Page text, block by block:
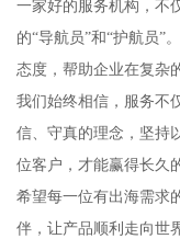
一家好的服务机构，不
的“导航员”和“护航员”
态度，帮助企业在复杂
我们始终相信，服务不
信、守真的理念，坚持
位客户，才能赢得长久
希望每一位有出海需求
伴，让产品顺利走向世